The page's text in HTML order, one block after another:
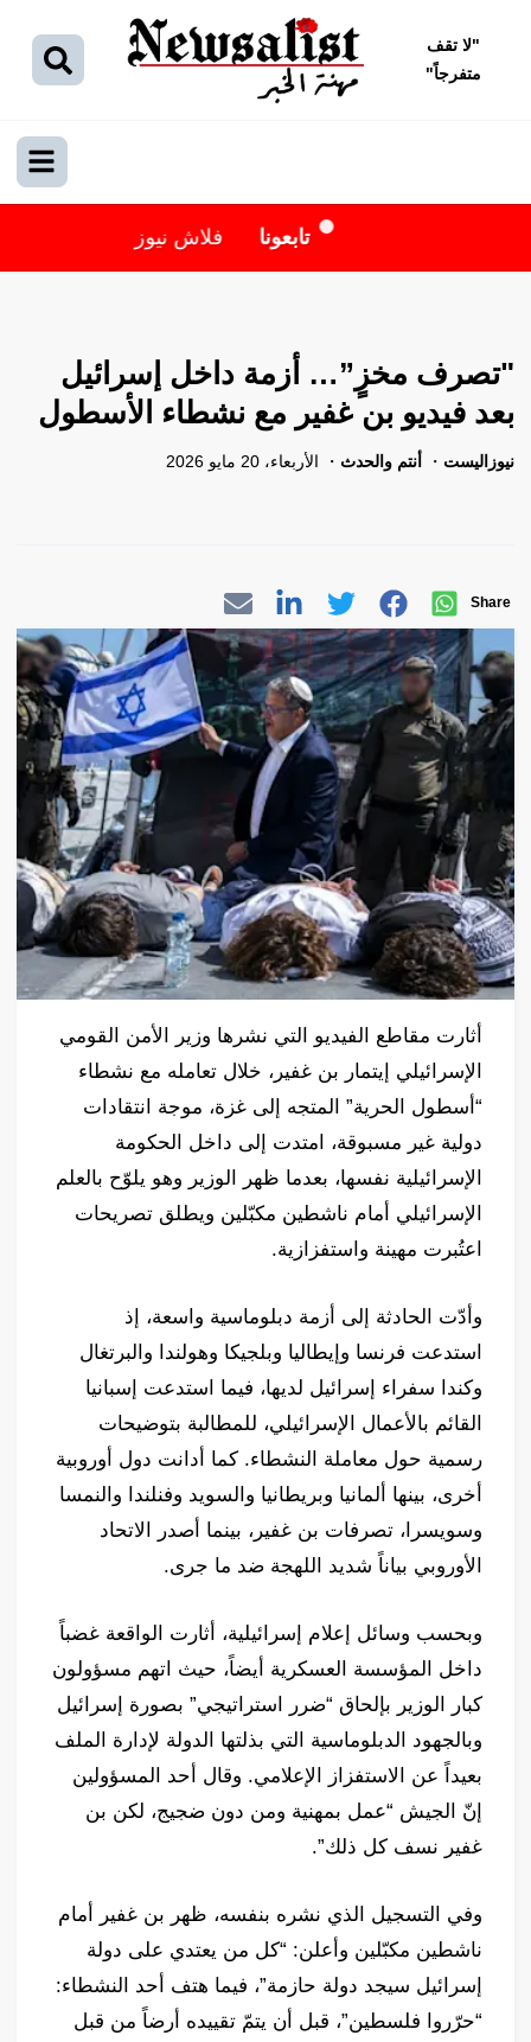
"لا تقف
متفرجاً"
تابعونا فلاش نيوز
"تصرف مخزٍ”… أزمة داخل إسرائيل
بعد فيديو بن غفير مع نشطاء الأسطول
نيوزاليست أنتم والحدث الأربعاء، 20 مايو 2026
Share
أثارت مقاطع الفيديو التي نشرها وزير الأمن القومي
الإسرائيلي إيتمار بن غفير، خلال تعامله مع نشطاء
“أسطول الحرية” المتجه إلى غزة، موجة انتقادات
دولية غير مسبوقة، امتدت إلى داخل الحكومة
الإسرائيلية نفسها، بعدما ظهر الوزير وهو يلوّح بالعلم
الإسرائيلي أمام ناشطين مكبّلين ويطلق تصريحات
اعتُبرت مهينة واستفزازية.
وأدّت الحادثة إلى أزمة دبلوماسية واسعة، إذ
استدعت فرنسا وإيطاليا وبلجيكا وهولندا والبرتغال
وكندا سفراء إسرائيل لديها، فيما استدعت إسبانيا
القائم بالأعمال الإسرائيلي، للمطالبة بتوضيحات
رسمية حول معاملة النشطاء. كما أدانت دول أوروبية
أخرى، بينها ألمانيا وبريطانيا والسويد وفنلندا والنمسا
وسويسرا، تصرفات بن غفير، بينما أصدر الاتحاد
الأوروبي بياناً شديد اللهجة ضد ما جرى.
وبحسب وسائل إعلام إسرائيلية، أثارت الواقعة غضباً
داخل المؤسسة العسكرية أيضاً، حيث اتهم مسؤولون
كبار الوزير بإلحاق “ضرر استراتيجي” بصورة إسرائيل
وبالجهود الدبلوماسية التي بذلتها الدولة لإدارة الملف
بعيداً عن الاستفزاز الإعلامي. وقال أحد المسؤولين
إنّ الجيش “عمل بمهنية ومن دون ضجيج، لكن بن
غفير نسف كل ذلك”.
وفي التسجيل الذي نشره بنفسه، ظهر بن غفير أمام
ناشطين مكبّلين وأعلن: “كل من يعتدي على دولة
إسرائيل سيجد دولة حازمة”، فيما هتف أحد النشطاء:
“حرّروا فلسطين”، قبل أن يتمّ تقييده أرضاً من قبل